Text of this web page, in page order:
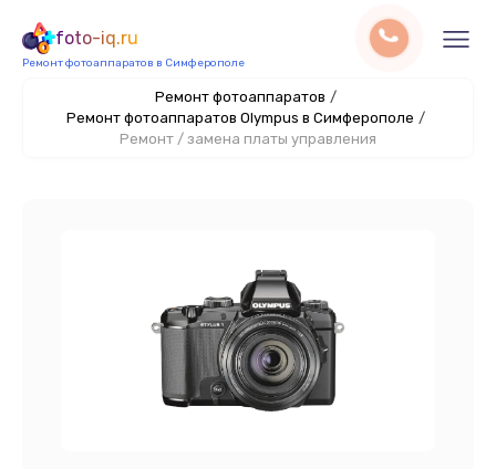
foto-iq.ru
Ремонт фотоаппаратов в Симферополе
Ремонт фотоаппаратов /
Ремонт фотоаппаратов Olympus в Симферополе /
Ремонт / замена платы управления